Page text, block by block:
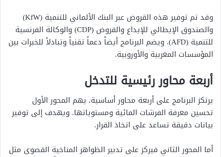
وقد تم توفير هذه القروض عبر البنك الألماني للتنمية (KfW)
والصندوق الإيطالي للإيداع والقروض (CDP) والوكالة الفرنسية
للتنمية (AFD). ويضم البرنامج أيضاً دعماً تقنياً وتبادلاً للخبرات بين
المؤسسات المغربية والأوروبية.
أربعة محاور رئيسية للتدخل
يرتكز البرنامج على أربعة محاور أساسية. يهم المحور الأول
تحسين معرفة الفرشات المائية ومستوياتها. ويهدف إلى توفير
بيانات دقيقة تساعد على اتخاذ القرار.
أما المحور الثاني فيركز على تدبير الظواهر المناخية القصوى مثل